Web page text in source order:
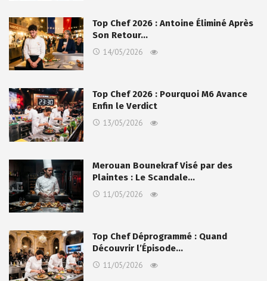
Top Chef 2026 : Antoine Éliminé Après
Son Retour…
14/05/2026
Top Chef 2026 : Pourquoi M6 Avance
Enfin le Verdict
13/05/2026
Merouan Bounekraf Visé par des
Plaintes : Le Scandale…
11/05/2026
Top Chef Déprogrammé : Quand
Découvrir l’Épisode…
11/05/2026